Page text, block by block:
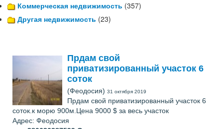
Коммерческая недвижимость (357)
Другая недвижимость (23)
Прдам свой
приватизированный участок 6
соток
(Феодосия) 31 октября 2019
Прдам свой приватизированный участок 6
соток.к морю 900м.Цена 9000 $ за весь участок
Адрес: Феодосия